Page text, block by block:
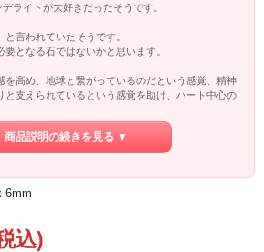
ライトが大好きだったそうです。
と言われていたそうです。
となる石ではないかと思います。
を高め、地球と繋がっているのだという感覚、精神
と支えられているという感覚を助け、ハート中心の
ペンダントにしても格好良いです。
うのもおススメです。
商品説明の続きを見る ▼
6mm
込)